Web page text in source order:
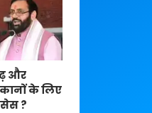
और
के लिए
?